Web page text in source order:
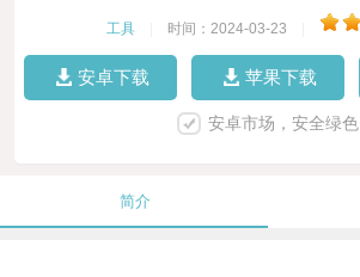
工具 时间：2024-03-23
安卓下载 苹果下载
安卓市场，安全绿色
简介